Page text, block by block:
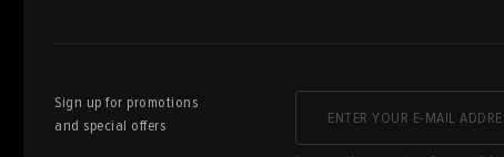
Sign up for promotions
and special offers